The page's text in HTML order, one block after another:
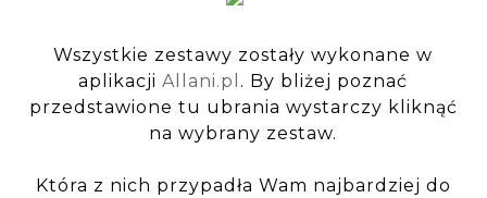
Wszystkie zestawy zostały wykonane w
aplikacjiAllani.pl . By bliżej poznać
przedstawione tu ubrania wystarczy kliknąć
na wybrany zestaw.
Która z nich przypadła Wam najbardziej do